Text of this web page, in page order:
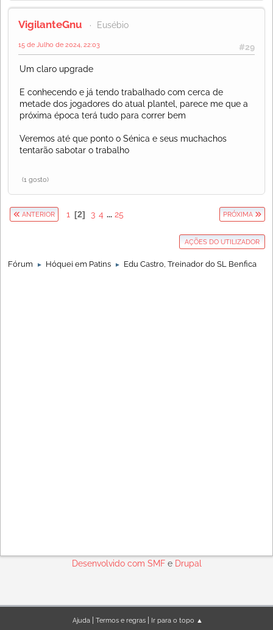
VigilanteGnu Eusébio
#29
15 de Julho de 2024, 22:03
Um claro upgrade
E conhecendo e já tendo trabalhado com cerca de
metade dos jogadores do atual plantel, parece me que a
próxima época terá tudo para correr bem
Veremos até que ponto o Sénica e seus muchachos
tentarão sabotar o trabalho
(1 gosto)
ANTERIOR 1 2 3 4 ... 25 PRÓXIMA
AÇÕES DO UTILIZADOR
Fórum ► Hóquei em Patins ► Edu Castro, Treinador do SL Benfica
Desenvolvido com SMFe Drupal
Ajuda| Termos e regras| Ir para o topo ▲